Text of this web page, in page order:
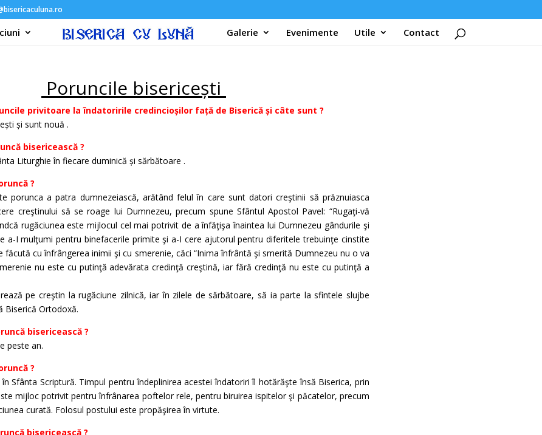
Galerie Evenimente Utile Contact
Poruncile bisericești
privitoare la îndatoririle credincioșilor față de Biserică și câte sunt ?
și sunt nouă .
bisericească ?
Liturghie în fiecare duminică și sărbătoare .
?
porunca a patra dumnezeiască, arătând felul în care sunt datori creştinii să prăznuiasca
creştinului să se roage lui Dumnezeu, precum spune Sfântul Apostol Pavel: “Rugaţi-vă
rugăciunea este mijlocul cel mai potrivit de a înfăţişa înaintea lui Dumnezeu gândurile şi
a-I mulţumi pentru binefacerile primite şi a-I cere ajutorul pentru diferitele trebuinţe cinstite
făcută cu înfrângerea inimii şi cu smerenie, căci “Inima înfrântă şi smerită Dumnezeu nu o va
nu este cu putinţă adevărata credinţă creştină, iar fără credinţă nu este cu putinţă a
pe creştin la rugăciune zilnică, iar în zilele de sărbătoare, să ia parte la sfintele slujbe
Biserică Ortodoxă.
bisericească ?
peste an.
?
Sfânta Scriptură. Timpul pentru îndeplinirea acestei îndatoriri îl hotărăşte însă Biserica, prin
mijloc potrivit pentru înfrânarea poftelor rele, pentru biruirea ispitelor şi păcatelor, precum
curată. Folosul postului este propăşirea în virtute.
bisericească ?